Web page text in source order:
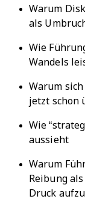
Warum
als
Wie
Wandels
Warum
jetzt schon
Wie
aussieht
Warum
Reibung
Druck